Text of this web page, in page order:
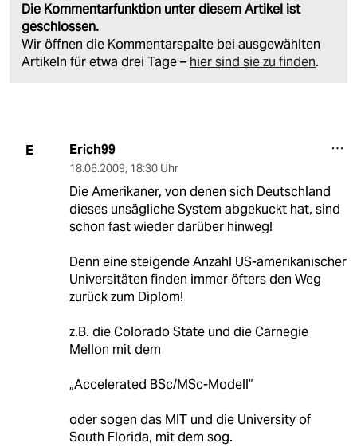
Die Kommentarfunktion unter diesem Artikel ist
geschlossen.
Wir öffnen die Kommentarspalte bei ausgewählten
Artikeln für etwa drei Tage – hier sind sie zu finden.
E Erich99
18.06.2009, 18:30 Uhr
Die Amerikaner, von denen sich Deutschland
dieses unsägliche System abgekuckt hat, sind
schon fast wieder darüber hinweg!
Denn eine steigende Anzahl US-amerikanischer
Universitäten finden immer öfters den Weg
zurück zum Diplom!
z.B. die Colorado State und die Carnegie
Mellon mit dem
„Accelerated BSc/MSc-Modell”
oder sogen das MIT und die University of
South Florida, mit dem sog.